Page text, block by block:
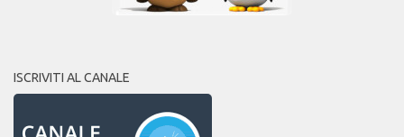
ISCRIVITI AL CANALE